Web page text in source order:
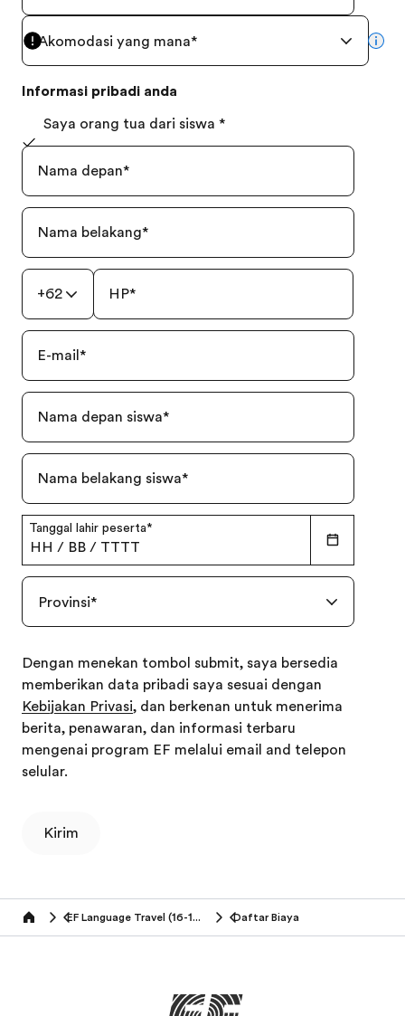
Akomodasi yang mana*
Informasi pribadi anda
Saya orang tua dari siswa *
Nama depan*
Nama belakang*
+62 HP*
E-mail *
Nama depan siswa*
Nama belakang siswa*
Tanggal lahir peserta*
HH / BB / TTTT
Provinsi*
Dengan menekan tombol submit, saya bersedia
memberikan data pribadi saya sesuai dengan
Kebijakan Privasi, dan berkenan untuk menerima
berita, penawaran, dan informasi terbaru
mengenai program EF melalui email and telepon
selular.
Kirim
Home EF Language Travel (16-18 tahun) Daftar Biaya